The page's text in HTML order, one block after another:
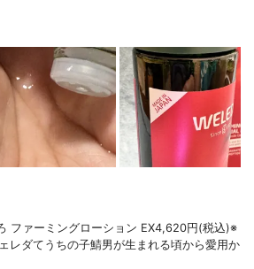
ファーミングローション EX4,620円(税込)※
レダてうちの子鯖男が生まれる頃から愛用か